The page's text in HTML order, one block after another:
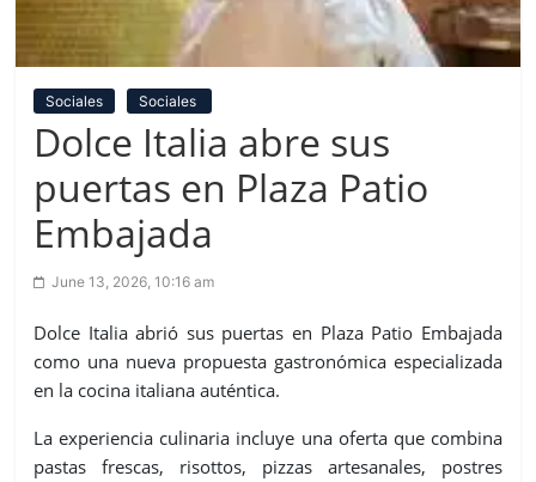
Sociales Sociales
Dolce Italia abre sus
puertas en Plaza Patio
Embajada
June 13, 2026, 10:16 am
Dolce Italia abrió sus puertas en Plaza Patio Embajada
como una nueva propuesta gastronómica especializada
en la cocina italiana auténtica.
La experiencia culinaria incluye una oferta que combina
pastas frescas, risottos, pizzas artesanales, postres